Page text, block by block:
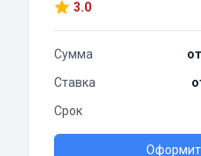
3.0
Сумма
Ставка
Срок